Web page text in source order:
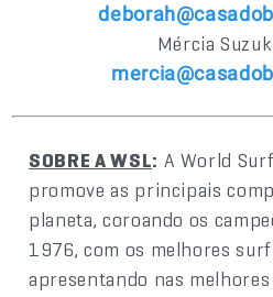
Mércia
SOBRE A WSL: A World
promove as principais
planeta, coroando os
1976, com os melhores
apresentando nas